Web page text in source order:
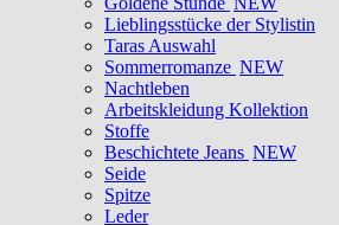
Lieblingsstücke der Stylistin
Taras Auswahl
Sommerromanze NEW
Nachtleben
Arbeitskleidung Kollektion
Stoffe
Beschichtete Jeans NEW
Seide
Spitze
Leder